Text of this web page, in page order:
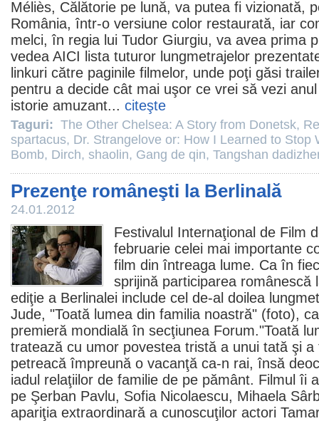
Méliès, Călătorie pe lună, va putea fi vizionată,
România, într-o versiune color restaurată, iar
melci, în regia lui Tudor Giurgiu, va avea prima
vedea AICI lista tuturor lungmetrajelor
linkuri către paginile filmelor, unde poţi găsi
pentru a decide cât mai uşor ce vrei să vezi
istorie amuzant... citeşte
Taguri: The Other Chelsea: A Story from Donetsk,
spartacus, Dr. Strangelove or: How I Learned to Stop
Bomb, Dirch, shaolin, Gang de qin, Tangshan
Prezenţe româneşti la Berlinală
24.01.2012
Festivalul Internaţional de Film
februarie celei mai importante
film din întreaga lume. Ca în
sprijină participarea românescă
ediţie a Berlinalei include cel de-al doilea
Jude, "Toată lumea din familia noastră" (foto),
premieră mondială în secţiunea Forum."Toată
tratează cu umor povestea tristă a unui tată şi
petreacă împreună o vacanţă ca-n rai, însă
iadul relaţiilor de familie de pe pământ. Filmul îi
pe Şerban Pavlu, Sofia Nicolaescu, Mihaela
apariţia extraordinară a cunoscuţilor actori